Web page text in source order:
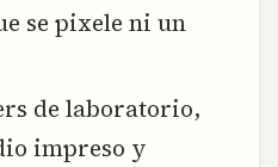
se pixele ni un
de laboratorio,
impreso y